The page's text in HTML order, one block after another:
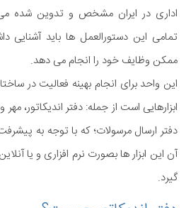
اداری در ایران مشخص و تدوین شده می
تمامی این دستورالعمل ها باید آشنایی
ممکن وظایف خود را انجام می دهد.
این واحد برای انجام بهینه فعالیت در
ابزارهایی است از جمله: دفتر اندیکاتور،
دفتر ارسال مرسولات؛ که با توجه به
آن این ابزار ها بصورت نرم افزاری و یا
گیرد.